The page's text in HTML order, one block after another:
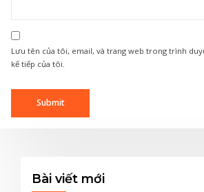
Lưu tên của tôi, email, và trang web trong trình
kế tiếp của tôi.
Bài viết mới